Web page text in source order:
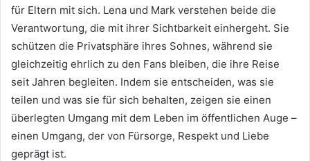
für Eltern mit sich. Lena und Mark verstehen beide die
Verantwortung, die mit ihrer Sichtbarkeit einhergeht. Sie
schützen die Privatsphäre ihres Sohnes, während sie
gleichzeitig ehrlich zu den Fans bleiben, die ihre Reise
seit Jahren begleiten. Indem sie entscheiden, was sie
teilen und was sie für sich behalten, zeigen sie einen
überlegten Umgang mit dem Leben im öffentlichen Auge –
einen Umgang, der von Fürsorge, Respekt und Liebe
geprägt ist.